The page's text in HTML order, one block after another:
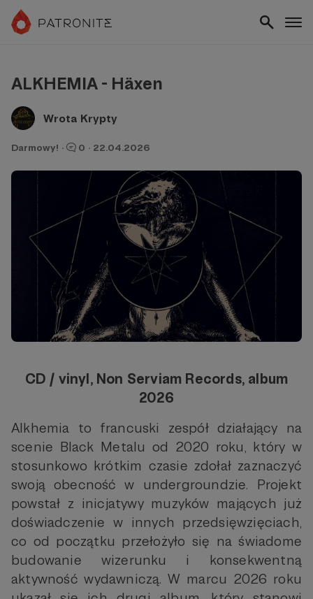
ALKHEMIA - Häxen
Wrota Krypty
Darmowy! · 0 · 22.04.2026
CD / vinyl, Non Serviam Records, album
2026
Alkhemia to francuski zespół działający na
scenie Black Metalu od 2020 roku, który w
stosunkowo krótkim czasie zdołał zaznaczyć
swoją obecność w undergroundzie. Projekt
powstał z inicjatywy muzyków mających już
doświadczenie w innych przedsięwzięciach,
co od początku przełożyło się na świadome
budowanie wizerunku i konsekwentną
aktywność wydawniczą. W marcu 2026 roku